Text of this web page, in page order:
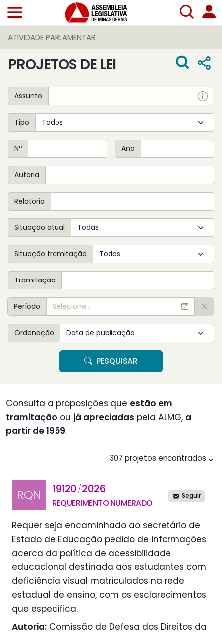
ATIVIDADE PARLAMENTAR
PROJETOS DE LEI
Assunto
Tipo
Nº Ano
Autoria
Relatoria
Situação atual
Situação tramitação
Tramitação
Período
Ordenação
PESQUISAR
Consulta a proposições que estão em
tramitação ou já apreciadas pela ALMG, a
partir de 1959.
307 projetos encontrados
RQN 19120/2026
REQUERIMENTO NUMERADO
Seguir
Requer seja encaminhado ao secretário de
Estado de Educação pedido de informações
acerca da política de acessibilidade
educacional destinada aos estudantes com
deficiência visual matriculados na rede
estadual de ensino, com os esclarecimentos
que especifica.
Autoria: Comissão de Defesa dos Direitos da